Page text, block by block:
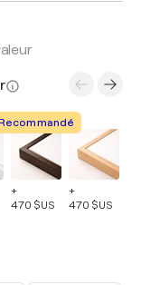
+
470 $US
+
470 $US